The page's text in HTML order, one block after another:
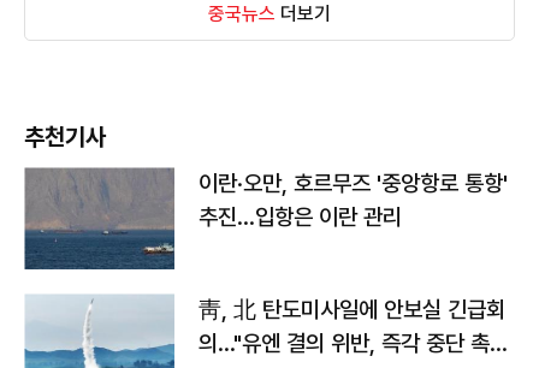
중국뉴스 더보기
추천기사
이란·오만, 호르무즈 '중앙항로 통항'
추진…입항은 이란 관리
靑, 北 탄도미사일에 안보실 긴급회
의…"유엔 결의 위반, 즉각 중단 촉